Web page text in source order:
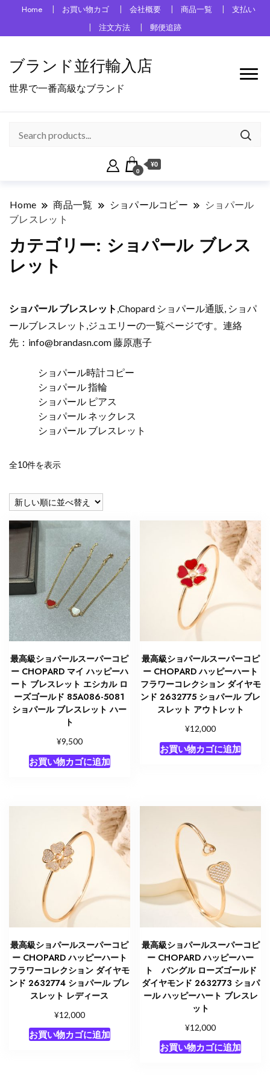
Home お買い物カゴ 会社概要 商品一覧
支払い
注文方法
郵便追跡
ブランド並行輸入店
世界で一番高級なブランド
0
¥0
Home 商品一覧 ショパールコピー
ショパール
ブレスレット
カテゴリー: ショパール ブレス
レット
ショパール ブレスレット ,Chopard ショパール通販, ショパ
ールブレスレット,ジュエリーの一覧ページです。連絡
先： info@brandasn.com藤原惠子
ショパール時計コピー
ショパール 指輪
ショパール ピアス
ショパール ネックレス
ショパール ブレスレット
全10件を表示新
い
順
最高級ショパールスーパーコピ
ー CHOPARD マイ ハッピーハ
ート ブレスレット エシカル ロ
ーズゴールド 85A086-5081
ショパール ブレスレット ハー
ト
¥9,500
お買い物カゴに追加
最高級ショパールスーパーコピ
ー CHOPARD ハッピーハート
フラワーコレクション ダイヤモ
ンド 2632775 ショパール ブレ
スレット アウトレット
¥12,000
お買い物カゴに追加
最高級ショパールスーパーコピ
ー CHOPARD ハッピーハート
フラワーコレクション ダイヤモ
ンド 2632774 ショパール ブレ
スレット レディース
¥12,000
お買い物カゴに追加
最高級ショパールスーパーコピ
ー CHOPARD ハッピーハー
ト バングル ローズゴールド
ダイヤモンド 2632773 ショパ
ール ハッピーハート ブレスレ
ット
¥12,000
お買い物カゴに追加